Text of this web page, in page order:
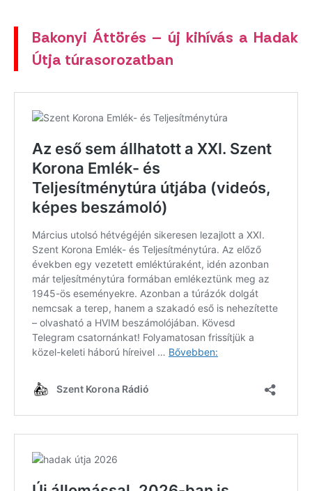
Bakonyi Áttörés – új kihívás a Hadak
Útja túrasorozatban